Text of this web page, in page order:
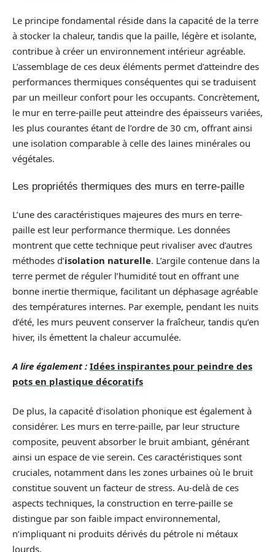
Le principe fondamental réside dans la capacité de la terre
à stocker la chaleur, tandis que la paille, légère et isolante,
contribue à créer un environnement intérieur agréable.
L’assemblage de ces deux éléments permet d’atteindre des
performances thermiques conséquentes qui se traduisent
par un meilleur confort pour les occupants. Concrètement,
le mur en terre-paille peut atteindre des épaisseurs variées,
les plus courantes étant de l’ordre de 30 cm, offrant ainsi
une isolation comparable à celle des laines minérales ou
végétales.
Les propriétés thermiques des murs en terre-paille
L’une des caractéristiques majeures des murs en terre-
paille est leur performance thermique. Les données
montrent que cette technique peut rivaliser avec d’autres
méthodes d’isolation naturelle. L’argile contenue dans la
terre permet de réguler l’humidité tout en offrant une
bonne inertie thermique, facilitant un déphasage agréable
des températures internes. Par exemple, pendant les nuits
d’été, les murs peuvent conserver la fraîcheur, tandis qu’en
hiver, ils émettent la chaleur accumulée.
A lire également : Idées inspirantes pour peindre des
pots en plastique décoratifs
De plus, la capacité d’isolation phonique est également à
considérer. Les murs en terre-paille, par leur structure
composite, peuvent absorber le bruit ambiant, générant
ainsi un espace de vie serein. Ces caractéristiques sont
cruciales, notamment dans les zones urbaines où le bruit
constitue souvent un facteur de stress. Au-delà de ces
aspects techniques, la construction en terre-paille se
distingue par son faible impact environnemental,
n’impliquant ni produits dérivés du pétrole ni métaux
lourds.